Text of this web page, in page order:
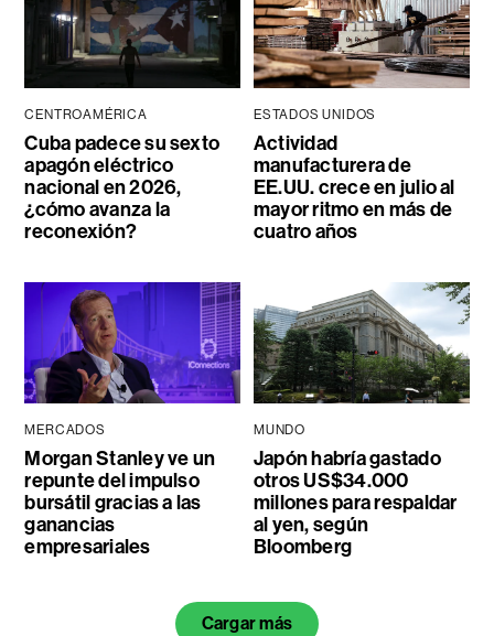
CENTROAMÉRICA
Cuba padece su sexto
apagón eléctrico
nacional en 2026,
¿cómo avanza la
reconexión?
ESTADOS UNIDOS
Actividad
manufacturera de
EE.UU. crece en julio al
mayor ritmo en más de
cuatro años
MERCADOS
Morgan Stanley ve un
repunte del impulso
bursátil gracias a las
ganancias
empresariales
MUNDO
Japón habría gastado
otros US$34.000
millones para respaldar
al yen, según
Bloomberg
Cargar más